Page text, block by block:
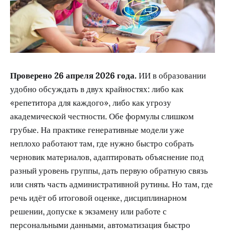
Проверено 26 апреля 2026 года.ИИ в образовании
удобно обсуждать в двух крайностях: либо как
«репетитора для каждого», либо как угрозу
академической честности. Обе формулы слишком
грубые. На практике генеративные модели уже
неплохо работают там, где нужно быстро собрать
черновик материалов, адаптировать объяснение под
разный уровень группы, дать первую обратную связь
или снять часть административной рутины. Но там, где
речь идёт об итоговой оценке, дисциплинарном
решении, допуске к экзамену или работе с
персональными данными, автоматизация быстро